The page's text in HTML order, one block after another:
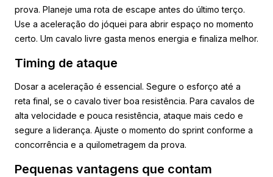
prova. Planeje uma rota de escape antes do último terço.
Use a aceleração do jóquei para abrir espaço no momento
certo. Um cavalo livre gasta menos energia e finaliza melhor.
Timing de ataque
Dosar a aceleração é essencial. Segure o esforço até a
reta final, se o cavalo tiver boa resistência. Para cavalos de
alta velocidade e pouca resistência, ataque mais cedo e
segure a liderança. Ajuste o momento do sprint conforme a
concorrência e a quilometragem da prova.
Pequenas vantagens que contam